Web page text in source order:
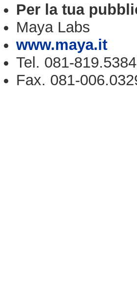
Per la tua
Maya Labs
www.maya.it
Tel. 081-819.5384
Fax. 081-